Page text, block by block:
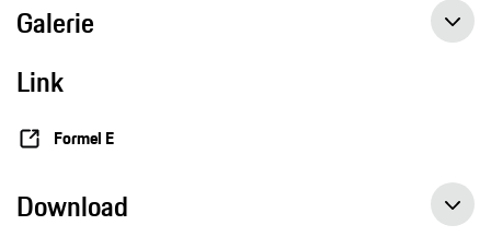
Galerie
Link
Formel E
Download